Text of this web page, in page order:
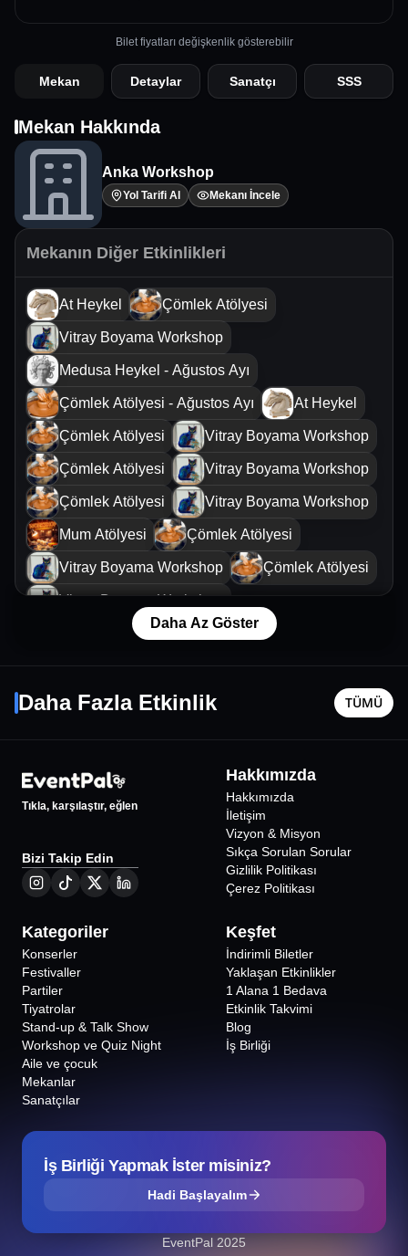
Bilet fiyatları değişkenlik gösterebilir
Mekan Detaylar Sanatçı SSS
Mekan Hakkında
Anka Workshop
Yol Tarifi Al Mekanı İncele
Mekanın Diğer Etkinlikleri
At Heykel Çömlek Atölyesi
Vitray Boyama Workshop
Medusa Heykel - Ağustos Ayı
Çömlek Atölyesi - Ağustos Ayı At Heykel
Çömlek Atölyesi Vitray Boyama Workshop
Çömlek Atölyesi Vitray Boyama Workshop
Çömlek Atölyesi Vitray Boyama Workshop
Mum Atölyesi Çömlek Atölyesi
Vitray Boyama Workshop Çömlek Atölyesi
Vitray Boyama Workshop
Medusa Heykel - Ağustos Ayı
Daha Az Göster
Daha Fazla Etkinlik TÜMÜ
İstanbul
Festival Park Yenikapı
28 Ekim
İstanbul
Tıkla, karşılaştır, eğlen
Bizi Takip Edin
Hakkımızda
Hakkımızda
İletişim
Vizyon & Misyon
Sıkça Sorulan Sorular
Gizlilik Politikası
Çerez Politikası
Kategoriler
Konserler
Festivaller
Partiler
Tiyatrolar
Stand-up & Talk Show
Workshop ve Quiz Night
Aile ve çocuk
Mekanlar
Sanatçılar
Keşfet
İndirimli Biletler
Yaklaşan Etkinlikler
1 Alana 1 Bedava
Etkinlik Takvimi
Blog
İş Birliği
İş Birliği Yapmak İster misiniz?
Hadi Başlayalım
EventPal 2025